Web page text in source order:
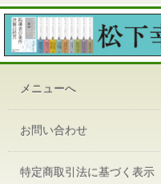
メニューへ
お問い合わせ
特定商取引法に基づく表示